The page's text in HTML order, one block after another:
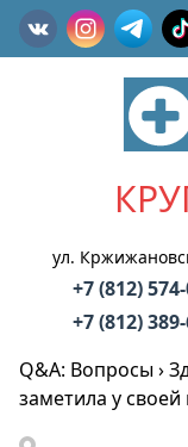
ул.
+7 (812)
+7 (812)
Q&A: Вопросы›
заметила у